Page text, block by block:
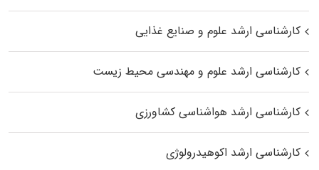
کارشناسی ارشد علوم و صنایع غذایی
کارشناسی ارشد علوم و مهندسی محیط زیست
کارشناسی ارشد هواشناسی کشاورزی
کارشناسی ارشد اکوهیدرولوژی